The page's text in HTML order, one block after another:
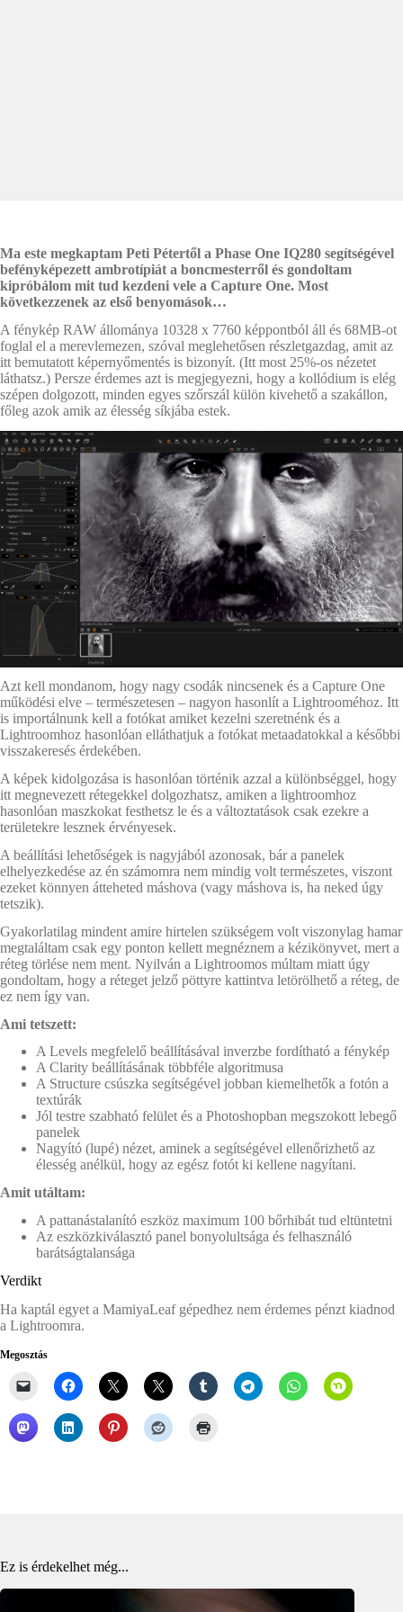
Ma este megkaptam Peti Pétertől a Phase One IQ280 segítségével
befényképezett ambrotípiát a boncmesterről és gondoltam
kipróbálom mit tud kezdeni vele a Capture One. Most
következzenek az első benyomások…
A fénykép RAW állománya 10328 x 7760 képpontból áll és 68MB-ot
foglal el a merevlemezen, szóval meglehetősen részletgazdag, amit az
itt bemutatott képernyőmentés is bizonyít. (Itt most 25%-os nézetet
láthatsz.) Persze érdemes azt is megjegyezni, hogy a kollódium is elég
szépen dolgozott, minden egyes szőrszál külön kivehető a szakállon,
főleg azok amik az élesség síkjába estek.
Azt kell mondanom, hogy nagy csodák nincsenek és a Capture One
működési elve – természetesen – nagyon hasonlít a Lightrooméhoz. Itt
is importálnunk kell a fotókat amiket kezelni szeretnénk és a
Lightroomhoz hasonlóan elláthatjuk a fotókat metaadatokkal a későbbi
visszakeresés érdekében.
A képek kidolgozása is hasonlóan történik azzal a különbséggel, hogy
itt megnevezett rétegekkel dolgozhatsz, amiken a lightroomhoz
hasonlóan maszkokat festhetsz le és a változtatások csak ezekre a
területekre lesznek érvényesek.
A beállítási lehetőségek is nagyjából azonosak, bár a panelek
elhelyezkedése az én számomra nem mindig volt természetes, viszont
ezeket könnyen átteheted máshova (vagy máshova is, ha neked úgy
tetszik).
Gyakorlatilag mindent amire hirtelen szükségem volt viszonylag hamar
megtaláltam csak egy ponton kellett megnéznem a kézikönyvet, mert a
réteg törlése nem ment. Nyilván a Lightroomos múltam miatt úgy
gondoltam, hogy a réteget jelző pöttyre kattintva letörölhető a réteg, de
ez nem így van.
Ami tetszett:
A Levels megfelelő beállításával inverzbe fordítható a fénykép
A Clarity beállításának többféle algoritmusa
A Structure csúszka segítségével jobban kiemelhetők a fotón a
textúrák
Jól testre szabható felület és a Photoshopban megszokott lebegő
panelek
Nagyító (lupé) nézet, aminek a segítségével ellenőrizhető az
élesség anélkül, hogy az egész fotót ki kellene nagyítani.
Amit utáltam:
A pattanástalanító eszköz maximum 100 bőrhibát tud eltüntetni
Az eszközkiválasztó panel bonyolultsága és felhasználó
barátságtalansága
Verdikt
Ha kaptál egyet a MamiyaLeaf gépedhez nem érdemes pénzt kiadnod
a Lightroomra.
Megosztás
Ez is érdekelhet még...